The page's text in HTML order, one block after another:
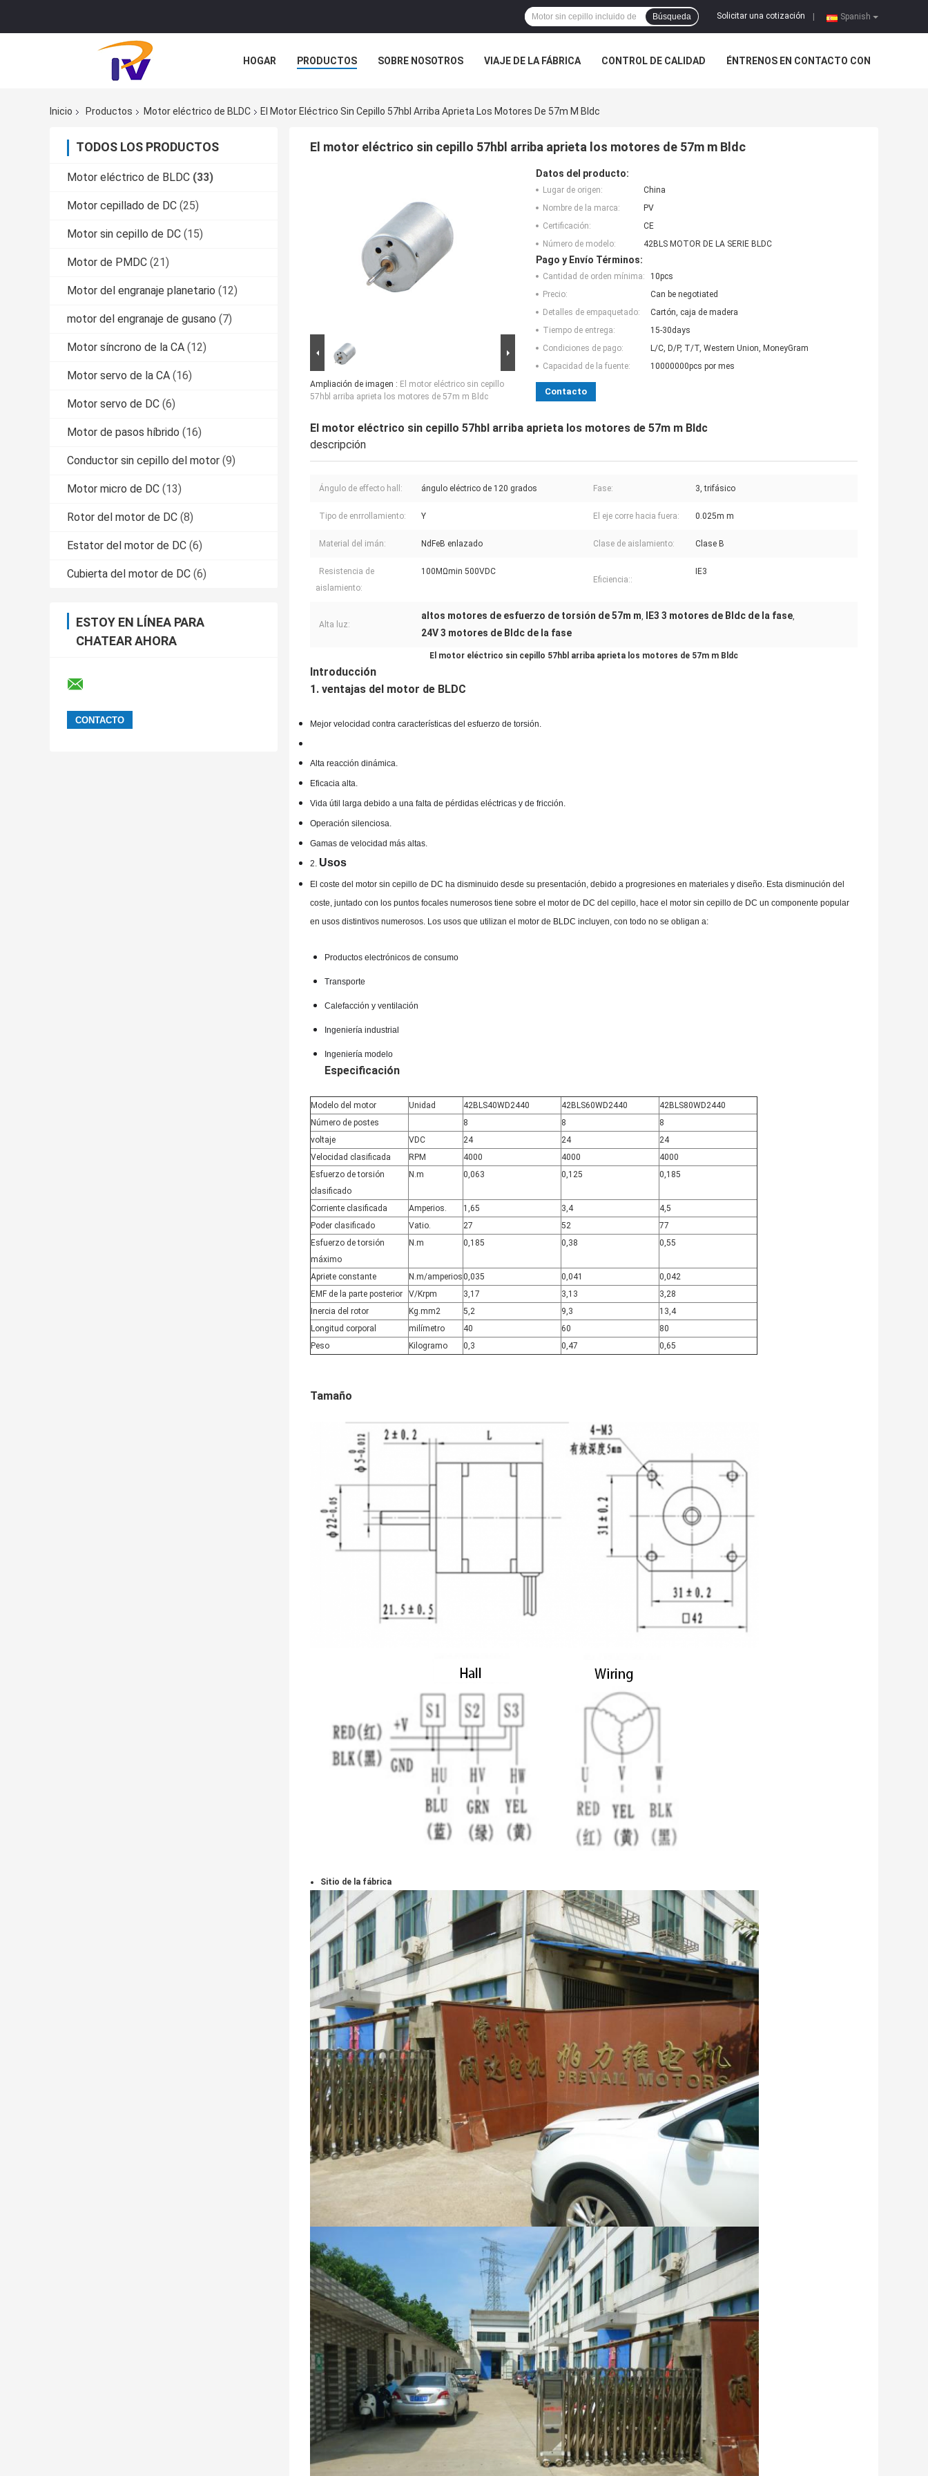
Spanish
Solicitar una cotización
Búsqueda
HOGAR PRODUCTOS SOBRE NOSOTROS VIAJE DE LA FÁBRICA CONTROL DE CALIDAD ÉNTRENOS EN CONTACTO CON
Inicio
Productos Motor eléctrico de BLDC El Motor Eléctrico Sin Cepillo 57hbl Arriba Aprieta Los Motores De 57m M Bldc
TODOS LOS PRODUCTOS
Motor eléctrico de BLDC (33)
Motor cepillado de DC (25)
Motor sin cepillo de DC (15)
Motor de PMDC (21)
Motor del engranaje planetario (12)
motor del engranaje de gusano (7)
Motor síncrono de la CA (12)
Motor servo de la CA (16)
Motor servo de DC (6)
Motor de pasos híbrido (16)
Conductor sin cepillo del motor (9)
Motor micro de DC (13)
Rotor del motor de DC (8)
Estator del motor de DC (6)
Cubierta del motor de DC (6)
ESTOY EN LÍNEA PARA
CHATEAR AHORA
El motor eléctrico sin cepillo 57hbl arriba aprieta los motores de 57m m Bldc
Ampliación de imagen : El motor eléctrico sin cepillo
57hbl arriba aprieta los motores de 57m m Bldc
Datos del producto:
Lugar de origen:
China
Nombre de la marca:
PV
Certificación:
CE
Número de modelo:
42BLS MOTOR DE LA SERIE BLDC
Pago y Envío Términos:
Cantidad de orden mínima:
10pcs
Precio:
Can be negotiated
Detalles de empaquetado:
Cartón, caja de madera
Tiempo de entrega:
15-30days
Condiciones de pago:
L/C, D/P, T/T, Western Union, MoneyGram
Capacidad de la fuente:
10000000pcs por mes
Contacto
El motor eléctrico sin cepillo 57hbl arriba aprieta los motores de 57m m Bldc
descripción
Ángulo de effecto hall: ángulo eléctrico de 120 grados Fase: 3, trifásico
Tipo de enrrollamiento: Y El eje corre hacia fuera: 0.025m m
Material del imán: NdFeB enlazado Clase de aislamiento: Clase B
Resistencia de
aislamiento:
100MΩmin 500VDC
Eficiencia::
IE3
Alta luz:
altos motores de esfuerzo de torsión de 57m m, IE3 3 motores de Bldc de la fase,
24V 3 motores de Bldc de la fase
El motor eléctrico sin cepillo 57hbl arriba aprieta los motores de 57m m Bldc
Introducción
1. ventajas del motor de BLDC
Mejor velocidad contra características del esfuerzo de torsión.
Alta reacción dinámica.
Eficacia alta.
Vida útil larga debido a una falta de pérdidas eléctricas y de fricción.
Operación silenciosa.
Gamas de velocidad más altas.
2. Usos
El coste del motor sin cepillo de DC ha disminuido desde su presentación, debido a progresiones en materiales y diseño. Esta disminución del
coste, juntado con los puntos focales numerosos tiene sobre el motor de DC del cepillo, hace el motor sin cepillo de DC un componente popular
en usos distintivos numerosos. Los usos que utilizan el motor de BLDC incluyen, con todo no se obligan a:
Productos electrónicos de consumo
Transporte
Calefacción y ventilación
Ingeniería industrial
Ingeniería modelo
Especificación
Modelo del motor Unidad 42BLS40WD2440 42BLS60WD2440
42BLS80WD2440
Número de postes
8 8
8
voltaje
VDC 24 24
24
Velocidad clasificada
RPM 4000 4000
4000
Esfuerzo de torsión
clasificado
N.m 0,063 0,125 0,185
Corriente clasificada Amperios. 1,65 3,4
4,5
Poder clasificado
Vatio. 27 52
77
Esfuerzo de torsión
máximo
N.m 0,185 0,38 0,55
Apriete constante N.m/amperios0,035 0,041
0,042
EMF de la parte posterior
V/Krpm 3,17 3,13
3,28
Inercia del rotor
Kg.mm2 5,2 9,3
13,4
Longitud corporal
milímetro 40 60
80
Peso
Kilogramo 0,3 0,47 0,65
Tamaño
Sitio de la fábrica